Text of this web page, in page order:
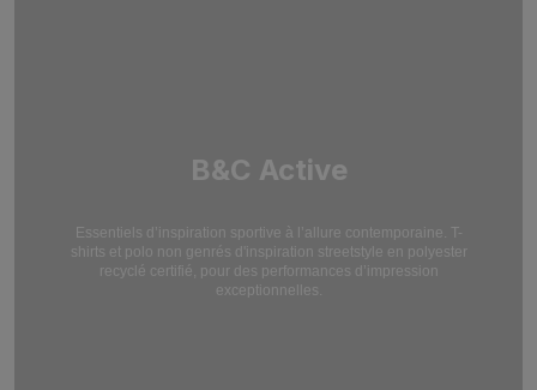
B&C Active
Essentiels d’inspiration sportive à l’allure contemporaine. T-
shirts et polo non genrés d'inspiration streetstyle en polyester
recyclé certifié, pour des performances d’impression
exceptionnelles.